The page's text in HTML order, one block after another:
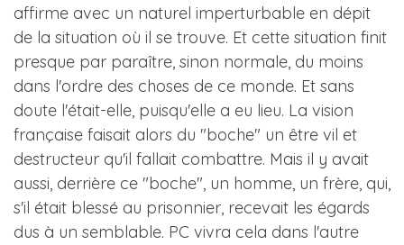
affirme avec un naturel imperturbable en dépit
de la situation où il se trouve. Et cette situation finit
presque par paraître, sinon normale, du moins
dans l'ordre des choses de ce monde. Et sans
doute l'était-elle, puisqu'elle a eu lieu. La vision
française faisait alors du "boche" un être vil et
destructeur qu'il fallait combattre. Mais il y avait
aussi, derrière ce "boche", un homme, un frère, qui,
s'il était blessé au prisonnier, recevait les égards
dus à un semblable. PC vivra cela dans l'autre